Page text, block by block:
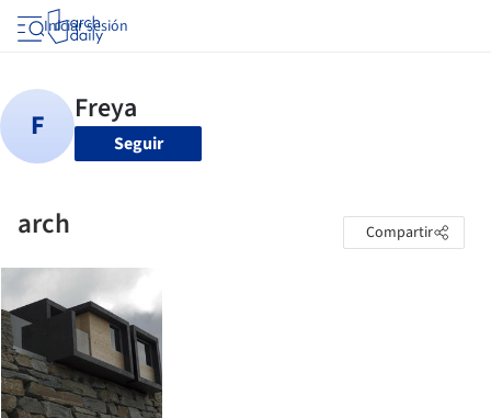
Iniciar sesión
Seguir
arch Compartir